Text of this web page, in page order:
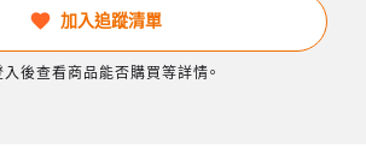
加入追蹤清單
入後查看商品能否購買等詳情。